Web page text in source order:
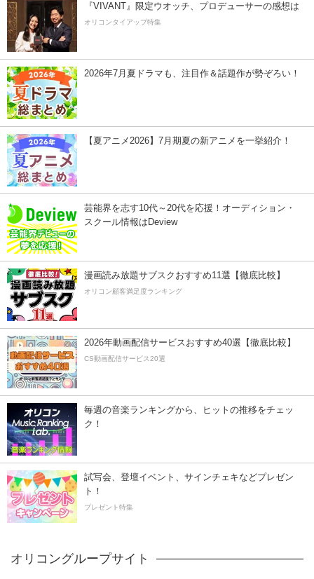
『VIVANT』限定ウオッチ、プロデューサーの感想は
オリコンタイアップ特集
2026年7月夏ドラマも、注目作＆話題作が勢ぞろい！
【夏アニメ2026】7月期夏の新アニメを一挙紹介！
芸能界を志す10代～20代を応援！オーディション・
スクール情報はDeview
漫画読み放題サブスクおすすめ11選【徹底比較】
オリコン顧客満足度ランキング
2026年動画配信サービスおすすめ40選【徹底比較】
CS動画配信サービス20選
毎週の音楽ランキングから、ヒットの推移をチェッ
ク！
試写会、登壇イベント、サインチェキなどプレゼン
ト！
プレゼント特集
オリコングループサイト